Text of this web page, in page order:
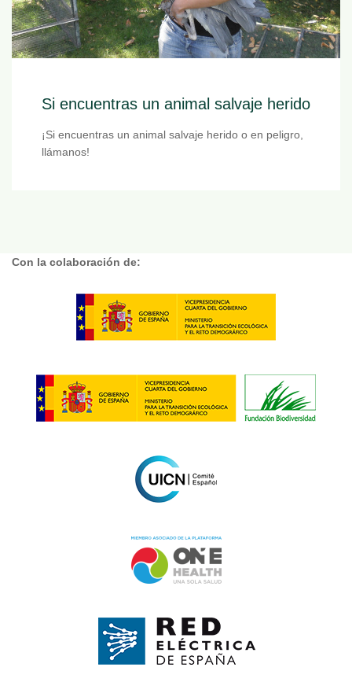
Si encuentras un animal salvaje herido
¡Si encuentras un animal salvaje herido o en peligro,
llámanos!
Con la colaboración de: